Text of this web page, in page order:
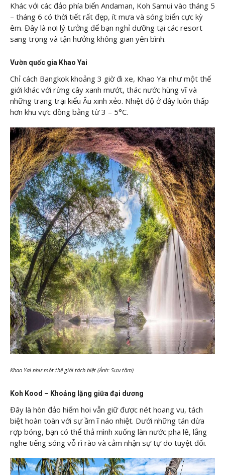
Khác với các đảo phía biển Andaman, Koh Samui vào tháng 5
– tháng 6 có thời tiết rất đẹp, ít mưa và sóng biển cực kỳ
êm. Đây là nơi lý tưởng để bạn nghỉ dưỡng tại các resort
sang trọng và tận hưởng không gian yên bình.
Vườn quốc gia Khao Yai
Chỉ cách Bangkok khoảng 3 giờ đi xe, Khao Yai như một thế
giới khác với rừng cây xanh mướt, thác nước hùng vĩ và
những trang trại kiểu Âu xinh xẻo. Nhiệt độ ở đây luôn thấp
hơn khu vực đồng bằng từ 3 – 5°C.
Khao Yai như một thế giới tách biệt (Ảnh: Sưu tầm)
Koh Kood – Khoảng lặng giữa đại dương
Đây là hòn đảo hiếm hoi vẫn giữ được nét hoang vu, tách
biệt hoàn toàn với sự ầm ĩ náo nhiệt. Dưới những tán dừa
rợp bóng, bạn có thể thả mình xuống làn nước pha lê, lắng
nghe tiếng sóng vỗ rì rào và cảm nhận sự tự do tuyệt đối.